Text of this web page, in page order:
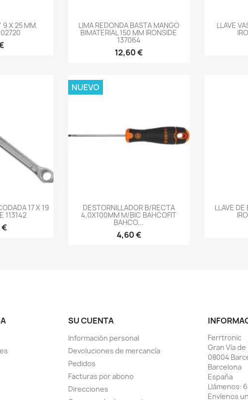
9 X 25 MM. -->
LIMA REDONDA BASTA MANGO
BIMATERIAL 150 MM IRONSIDE
137064
12,60 €
LLAVE
17 X 19
113142
€
-->
DESTORNILLADOR B/RECTA
4,0X100MM M/BIC BAHCOFIT
BAHCO...
4,60 €
NUEVO
LLAVE
SU CUENTA
Información personal
Devoluciones de mercancía
Pedidos
Facturas por abono
Direcciones
Ferrtronic
Gran Vía
08004
Barcelona
España
Llámenos:
Envíenos